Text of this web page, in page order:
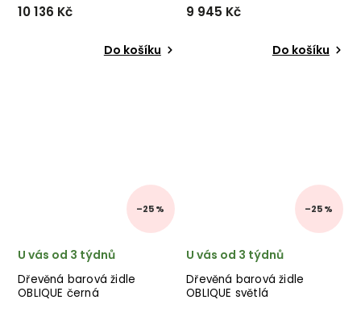
10 136 Kč
Do košíku
9 945 Kč
Do košíku
–25 %
Dřevěná barová židle
OBLIQUE černá
U vás od 3 týdnů
–25 %
Dřevěná barová židle
OBLIQUE světlá
U vás od 3 týdnů